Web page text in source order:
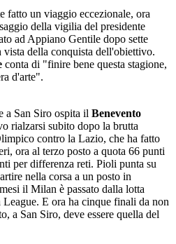
fatto un viaggio eccezionale, ora
della vigilia del presidente
ad Appiano Gentile dopo sette
vista della conquista dell'obiettivo.
conta di "finire bene questa stagione,
d'arte".
a San Siro ospita il Benevento
rialzarsi subito dopo la brutta
contro la Lazio, che ha fatto
ora al terzo posto a quota 66 punti
per differenza reti. Pioli punta su
nella corsa a un posto in
il Milan è passato dalla lotta
E ora ha cinque finali da non
a San Siro, deve essere quella del